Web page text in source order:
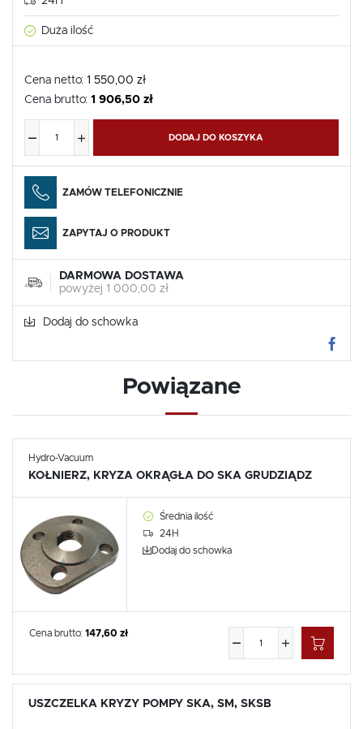
Duża ilość
Cena netto: 1 550,00 zł
Cena brutto: 1 906,50 zł
DODAJ DO KOSZYKA
ZAMÓW TELEFONICZNIE
ZAPYTAJ O PRODUKT
DARMOWA DOSTAWA
powyżej 1 000,00 zł
Dodaj do schowka
Powiązane
Hydro-Vacuum
KOŁNIERZ, KRYZA OKRĄGŁA DO SKA GRUDZIĄDZ
Średnia ilość
24H
Dodaj do schowka
Cena brutto: 147,60 zł
USZCZELKA KRYZY POMPY SKA, SM, SKSB